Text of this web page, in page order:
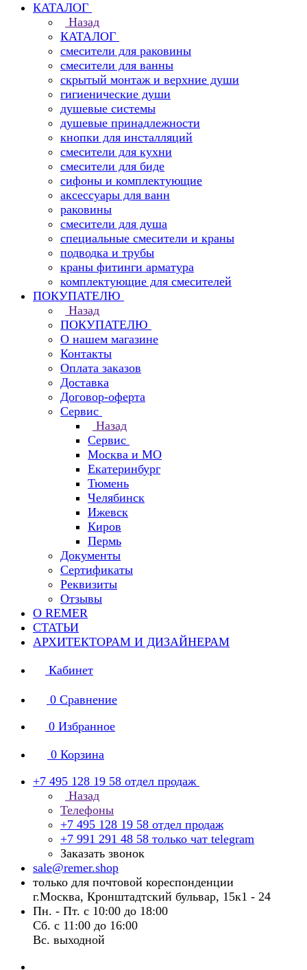
КАТАЛОГ
Назад
КАТАЛОГ
смесители для раковины
смесители для ванны
скрытый монтаж и верхние души
гигиенические души
душевые системы
душевые принадлежности
кнопки для инсталляций
смесители для кухни
смесители для биде
сифоны и комплектующие
аксессуары для ванн
раковины
смесители для душа
специальные смесители и краны
подводка и трубы
краны фитинги арматура
комплектующие для смесителей
ПОКУПАТЕЛЮ
Назад
ПОКУПАТЕЛЮ
О нашем магазине
Контакты
Оплата заказов
Доставка
Договор-оферта
Сервис
Назад
Сервис
Москва и МО
Екатеринбург
Тюмень
Челябинск
Ижевск
Киров
Пермь
Документы
Сертификаты
Реквизиты
Отзывы
О REMER
СТАТЬИ
АРХИТЕКТОРАМ И ДИЗАЙНЕРАМ
Кабинет
0 Сравнение
0 Избранное
0 Корзина
+7 495 128 19 58 отдел продаж
Назад
Телефоны
+7 495 128 19 58 отдел продаж
+7 991 291 48 58 только чат telegram
Заказать звонок
sale@remer.shop
только для почтовой кореспонденции
г.Москва, Кронштадтский бульвар, 15к1 - 24
Пн. - Пт. с 10:00 до 18:00
Сб. с 11:00 до 16:00
Вс. выходной